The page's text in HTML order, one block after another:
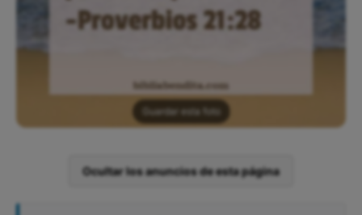
Guardar esta foto
Ocultar los anuncios de esta página